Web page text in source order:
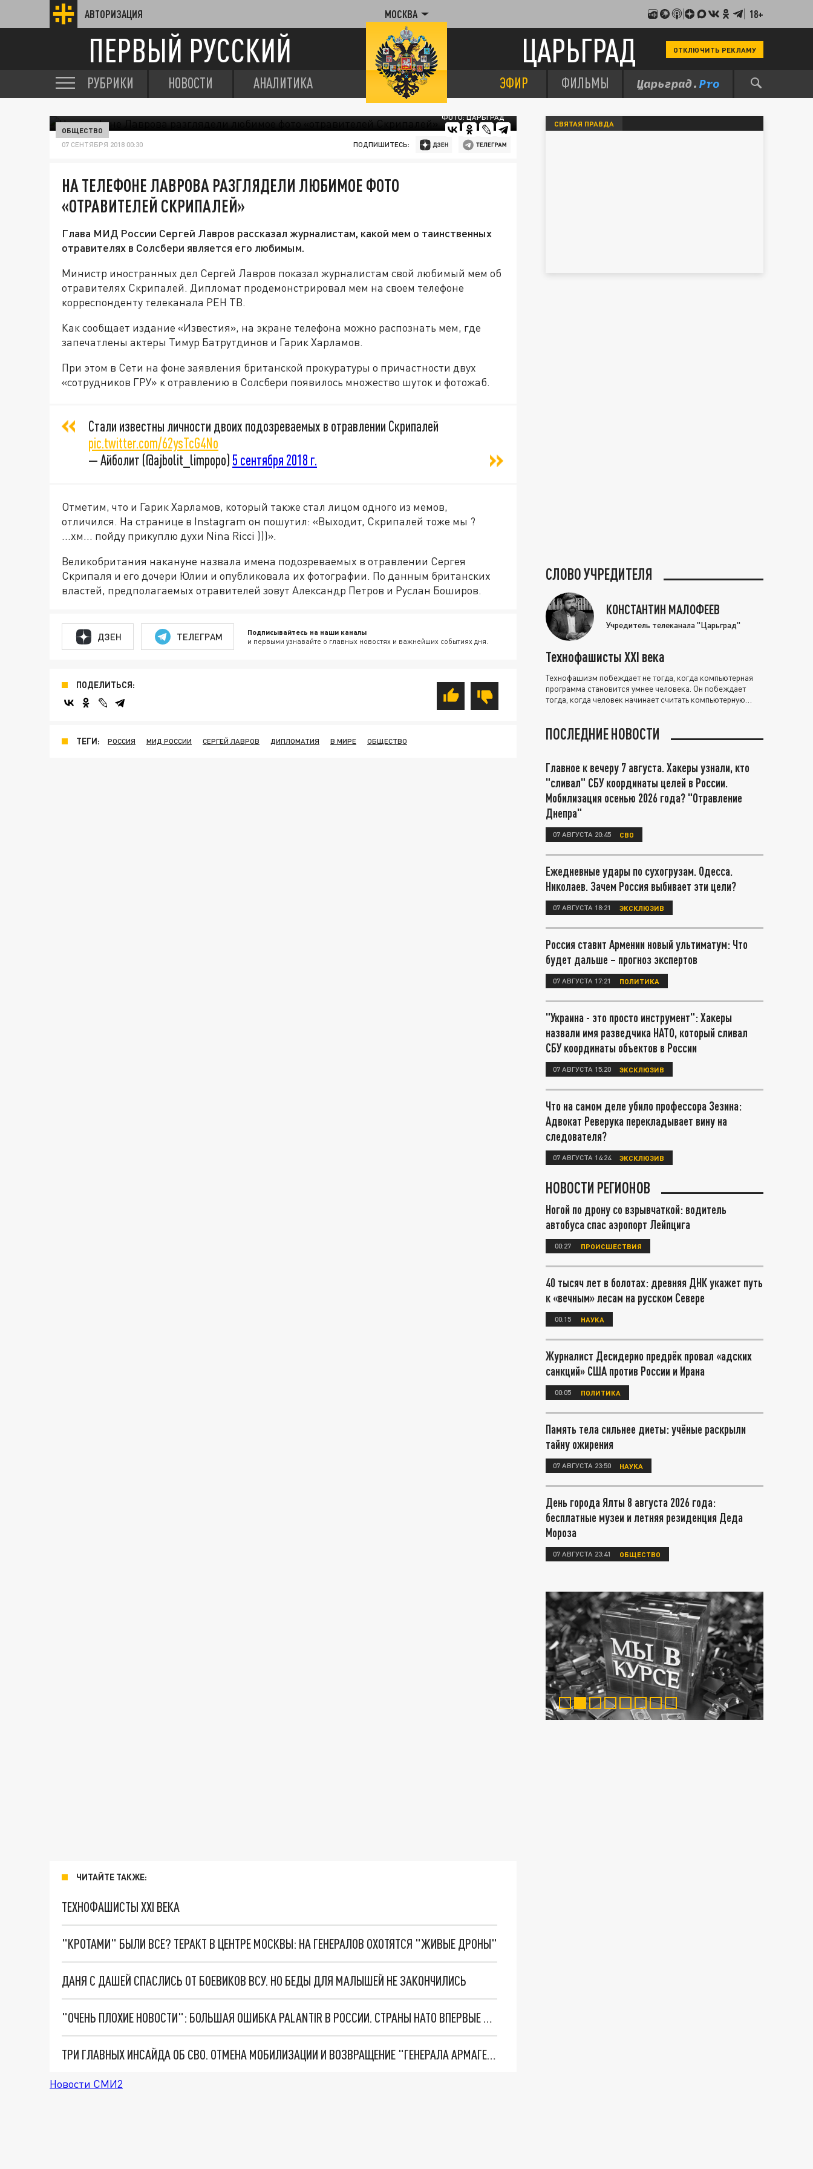
АВТОРИЗАЦИЯ МОСКВА 18+
ПЕРВЫЙ РУССКИЙ ЦАРЬГРАД ОТКЛЮЧИТЬ РЕКЛАМУ
РУБРИКИ НОВОСТИ АНАЛИТИКА ЭФИР ФИЛЬМЫ
ФОТО: ЦАРЬГРАД
ОБЩЕСТВО
07 СЕНТЯБРЯ 2018 00:30 ПОДПИШИТЕСЬ:
НА ТЕЛЕФОНЕ ЛАВРОВА РАЗГЛЯДЕЛИ ЛЮБИМОЕ ФОТО
«ОТРАВИТЕЛЕЙ СКРИПАЛЕЙ»
Глава МИД России Сергей Лавров рассказал журналистам, какой мем о таинственных
отравителях в Солсбери является его любимым.
Министр иностранных дел Сергей Лавров показал журналистам свой любимый мем об
отравителях Скрипалей. Дипломат продемонстрировал мем на своем телефоне
корреспонденту телеканала РЕН ТВ.
Как сообщает издание «Известия», на экране телефона можно распознать мем, где
запечатлены актеры Тимур Батрутдинов и Гарик Харламов.
При этом в Сети на фоне заявления британской прокуратуры о причастности двух
«сотрудников ГРУ» к отравлению в Солсбери появилось множество шуток и фотожаб.
Стали известны личности двоих подозреваемых в отравлении Скрипалей
pic.twitter.com/62ysTcG4No
— Айболит (@ajbolit_limpopo) 5 сентября 2018 г.
Отметим, что и Гарик Харламов, который также стал лицом одного из мемов,
отличился. На странице в Instagram он пошутил: «Выходит, Скрипалей тоже мы ?
...хм... пойду прикуплю духи Nina Ricci )))».
Великобритания накануне назвала имена подозреваемых в отравлении Сергея
Скрипаля и его дочери Юлии и опубликовала их фотографии. По данным британских
властей, предполагаемых отравителей зовут Александр Петров и Руслан Боширов.
ДЗЕН ТЕЛЕГРАМ Подписывайтесь на наши каналы
и первыми узнавайте о главных новостях и важнейших событиях дня.
ПОДЕЛИТЬСЯ:
ТЕГИ: РОССИЯ МИД РОССИИ СЕРГЕЙ ЛАВРОВ ДИПЛОМАТИЯ В МИРЕ ОБЩЕСТВО
ЧИТАЙТЕ ТАКЖЕ:
ТЕХНОФАШИСТЫ XXI ВЕКА
"КРОТАМИ" БЫЛИ ВСЕ? ТЕРАКТ В ЦЕНТРЕ МОСКВЫ: НА ГЕНЕРАЛОВ ОХОТЯТСЯ "ЖИВЫЕ ДРОНЫ"
ДАНЯ С ДАШЕЙ СПАСЛИСЬ ОТ БОЕВИКОВ ВСУ. НО БЕДЫ ДЛЯ МАЛЫШЕЙ НЕ ЗАКОНЧИЛИСЬ
"ОЧЕНЬ ПЛОХИЕ НОВОСТИ": БОЛЬШАЯ ОШИБКА PALANTIR В РОССИИ. СТРАНЫ НАТО ВПЕРВЫЕ ЗА СВО ОСТАНОВИЛИ ПОСТАВКИ ОРУЖИЯ. ВСУ ТЕРЯЮТ ПРИГРАНИЧЬЕ?
ТРИ ГЛАВНЫХ ИНСАЙДА ОБ СВО. ОТМЕНА МОБИЛИЗАЦИИ И ВОЗВРАЩЕНИЕ "ГЕНЕРАЛА АРМАГЕДДОНА"? ОТЛИЧНЫЕ НОВОСТИ, КОТОРЫЕ ЖДАЛИ ВСЕ
Новости СМИ2
СВЯТАЯ ПРАВДА
СЛОВО УЧРЕДИТЕЛЯ
КОНСТАНТИН МАЛОФЕЕВ
Учредитель телеканала "Царьград"
Технофашисты XXI века
Технофашизм побеждает не тогда, когда компьютерная
программа становится умнее человека. Он побеждает
тогда, когда человек начинает считать компьютерную
ПОСЛЕДНИЕ НОВОСТИ
Главное к вечеру 7 августа. Хакеры узнали, кто
"сливал" СБУ координаты целей в России.
Мобилизация осенью 2026 года? "Отравление
Днепра"
07 АВГУСТА 20:45 СВО
Ежедневные удары по сухогрузам. Одесса.
Николаев. Зачем Россия выбивает эти цели?
07 АВГУСТА 18:21 ЭКСКЛЮЗИВ
Россия ставит Армении новый ультиматум: Что
будет дальше – прогноз экспертов
07 АВГУСТА 17:21 ПОЛИТИКА
"Украина - это просто инструмент": Хакеры
назвали имя разведчика НАТО, который сливал
СБУ координаты объектов в России
07 АВГУСТА 15:20 ЭКСКЛЮЗИВ
Что на самом деле убило профессора Зезина:
Адвокат Реверука перекладывает вину на
следователя?
07 АВГУСТА 14:24 ЭКСКЛЮЗИВ
НОВОСТИ РЕГИОНОВ
Ногой по дрону со взрывчаткой: водитель
автобуса спас аэропорт Лейпцига
00:27 ПРОИСШЕСТВИЯ
40 тысяч лет в болотах: древняя ДНК укажет путь
к «вечным» лесам на русском Севере
00:15 НАУКА
Журналист Десидерио предрёк провал «адских
санкций» США против России и Ирана
00:05 ПОЛИТИКА
Память тела сильнее диеты: учёные раскрыли
тайну ожирения
07 АВГУСТА 23:50 НАУКА
День города Ялты 8 августа 2026 года:
бесплатные музеи и летняя резиденция Деда
Мороза
07 АВГУСТА 23:41 ОБЩЕСТВО